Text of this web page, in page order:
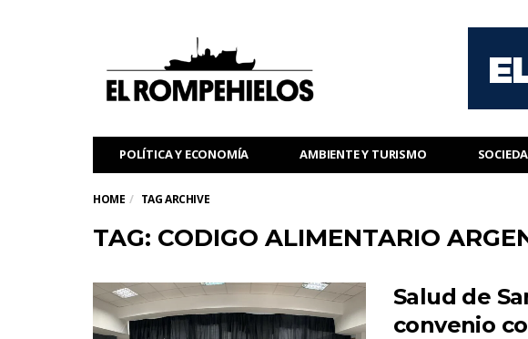
POLÍTICA Y ECONOMÍA AMBIENTE Y TURISMO
HOME TAG ARCHIVE
TAG: CODIGO ALIMENTARIO
Salud de
convenio